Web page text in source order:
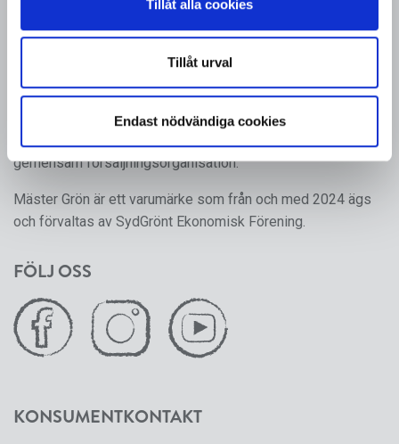
Tillåt alla cookies
Tillåt urval
Endast nödvändiga cookies
MÄSTER GRÖN
Sveriges i särklass största, tillika odlarägda, leverantör av
kruk- och utplanteringsväxter. Mäster Gröns rötter går
tillbaka till 1950-talet, då ett antal producenter av frukt,
gemensam försäljningsorganisation.
Mäster Grön är ett varumärke som från och med 2024 ägs
och förvaltas av SydGrönt Ekonomisk Förening.
FÖLJ OSS
KONSUMENTKONTAKT